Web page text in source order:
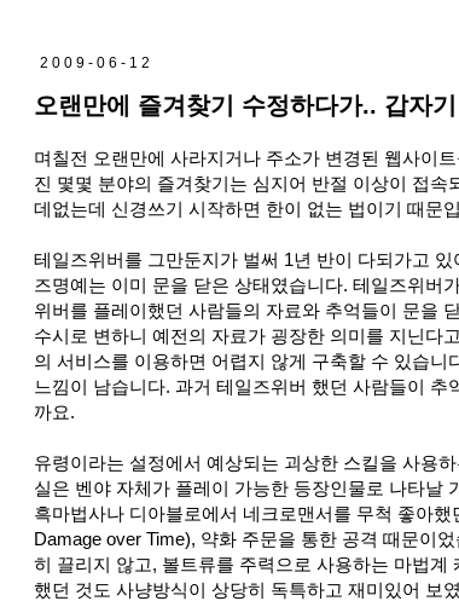
2009-06-12
오랜만에 즐겨찾기 수정하다가.. 갑자
며칠전 오랜만에 사라지거나 주소가 변경된 웹사이
진 몇몇 분야의 즐겨찾기는 심지어 반절 이상이 접
데없는데 신경쓰기 시작하면 한이 없는 법이기 때문
테일즈위버를 그만둔지가 벌써 1년 반이 다되가고
즈명예는 이미 문을 닫은 상태였습니다. 테일즈위버
위버를 플레이했던 사람들의 자료와 추억들이 문을
수시로 변하니 예전의 자료가 굉장한 의미를 지닌다
의 서비스를 이용하면 어렵지 않게 구축할 수 있습
느낌이 남습니다. 과거 테일즈위버 했던 사람들이
까요.
유령이라는 설정에서 예상되는 괴상한 스킬을 사용
실은 벤야 자체가 플레이 가능한 등장인물로 나타날
흑마법사나 디아블로에서 네크로맨서를 무척 좋아
Damage over Time), 약화 주문을 통한 공격 때문이
히 끌리지 않고, 볼트류를 주력으로 사용하는 마법
했던 것도 사냥방식이 상당히 독특하고 재미있어 보